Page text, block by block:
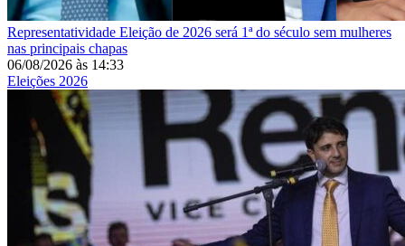
Representatividade Eleição de 2026 será 1ª do século sem mulheres
nas principais chapas
06/08/2026 às 14:33
Eleições 2026